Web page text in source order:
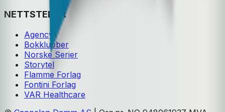
NETTSTEDER
Agency
Bokklubber
Norske Serier
Storytel
Flamme Forlag
Fontini Forlag
VAR Healthcare